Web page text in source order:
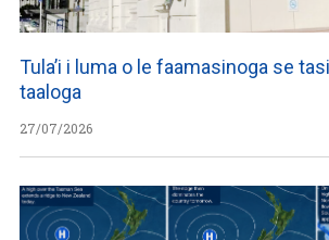
Tula’i i luma o le faamasinoga se
taaloga
27/07/2026